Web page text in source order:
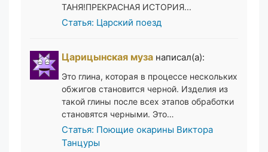
ТАНЯ!ПРЕКРАСНАЯ ИСТОРИЯ...
Статья: Царский поезд
Царицынская муза написал(а):
Это глина, которая в процессе нескольких
обжигов становится черной. Изделия из
такой глины после всех этапов обработки
становятся черными. Это…
Статья: Поющие окарины Виктора
Танцуры